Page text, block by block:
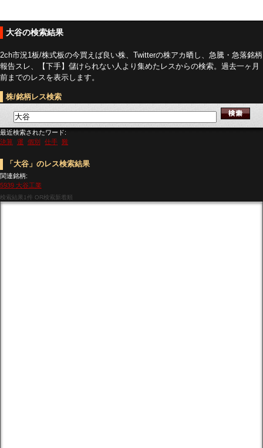
大谷の検索結果
2ch市況1板/株式板の今買えば良い株、Twitterの株アカ晒し、急騰・急落銘柄
報告スレ、【下手】儲けられない人より集めたレスからの検索。過去一ヶ月
前までのレスを表示します。
株/銘柄レス検索
最近検索されたワード:
決算 運 個別 仕手 難
「大谷」のレス検索結果
関連銘柄:
5939 大谷工業
検索結果1件 OR検索新着順